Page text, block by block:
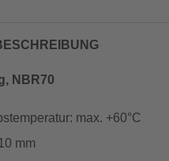
NBR70
max. +60°C
mm